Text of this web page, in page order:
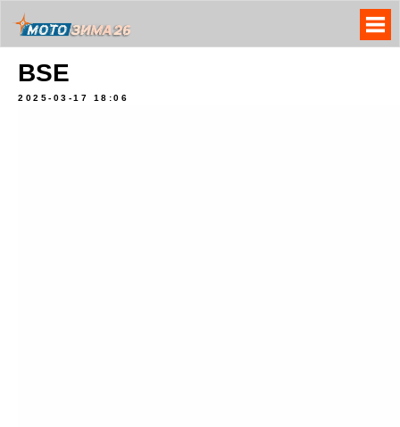
BSE
2025-03-17 18:06